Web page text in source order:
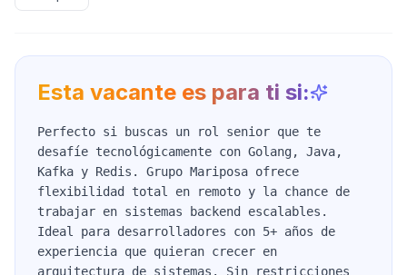
Esta vacante es para ti si:
Perfecto si buscas un rol senior que te
desafíe tecnológicamente con Golang, Java,
Kafka y Redis. Grupo Mariposa ofrece
flexibilidad total en remoto y la chance de
trabajar en sistemas backend escalables.
Ideal para desarrolladores con 5+ años de
experiencia que quieran crecer en
arquitectura de sistemas. Sin restricciones